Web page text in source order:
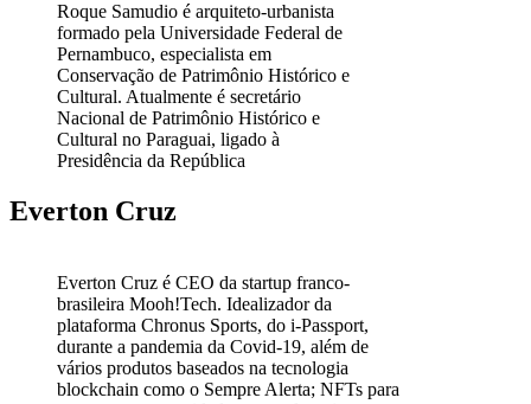
Roque Samudio é arquiteto-urbanista
formado pela Universidade Federal de
Pernambuco, especialista em
Conservação de Patrimônio Histórico e
Cultural. Atualmente é secretário
Nacional de Patrimônio Histórico e
Cultural no Paraguai, ligado à
Presidência da República
Everton Cruz
Everton Cruz é CEO da startup franco-
brasileira Mooh!Tech. Idealizador da
plataforma Chronus Sports, do i-Passport,
durante a pandemia da Covid-19, além de
vários produtos baseados na tecnologia
blockchain como o Sempre Alerta; NFTs para